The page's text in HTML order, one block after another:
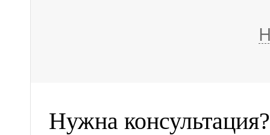
Нужна консультация?